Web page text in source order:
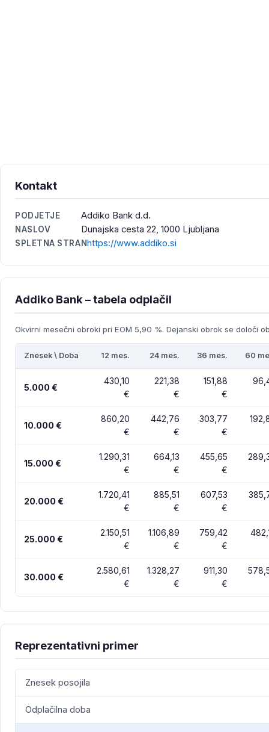
Kontakt
PODJETJE Addiko Bank d.d.
NASLOV Dunajska cesta 22, 1000 Ljubljana
SPLETNA STRANhttps://www.addiko.si
Addiko Bank – tabela odplačil
Okvirni mesečni obroki pri EOM 5,90 %. Dejanski obrok se določi
Znesek \ Doba 12 mes. 24 mes. 36 mes. 60
5.000 €
430,10
€
221,38
€
151,88
€
10.000 €
860,20
€
442,76
€
303,77
€
15.000 €
1.290,31
€
664,13
€
455,65
€
20.000 €
1.720,41
€
885,51
€
607,53
€
25.000 €
2.150,51
€
1.106,89
€
759,42
€
30.000 €
2.580,61
€
1.328,27
€
911,30
€
Reprezentativni primer
Znesek posojila
Odplačilna doba